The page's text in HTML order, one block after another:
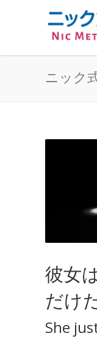
ニック
彼女
だけ
She